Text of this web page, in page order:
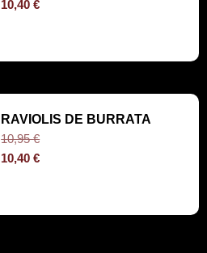
10,40€
RAVIOLIS DE BURRATA
10,95€
10,40€